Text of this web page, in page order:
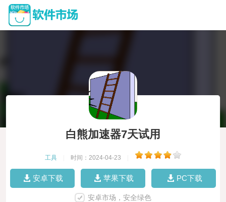
白熊加速器7天试用
工具 时间：2024-04-23
安卓下载 苹果下载 PC下载
安卓市场，安全绿色